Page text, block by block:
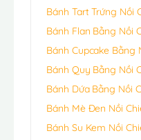
Bánh Tart Trứng Nồi
Bánh Flan Bằng Nồi
Bánh Cupcake Bằng
Bánh Quy Bằng Nồi
Bánh Dứa Bằng Nồi
Bánh Mè Đen Nồi
Bánh Su Kem Nồi